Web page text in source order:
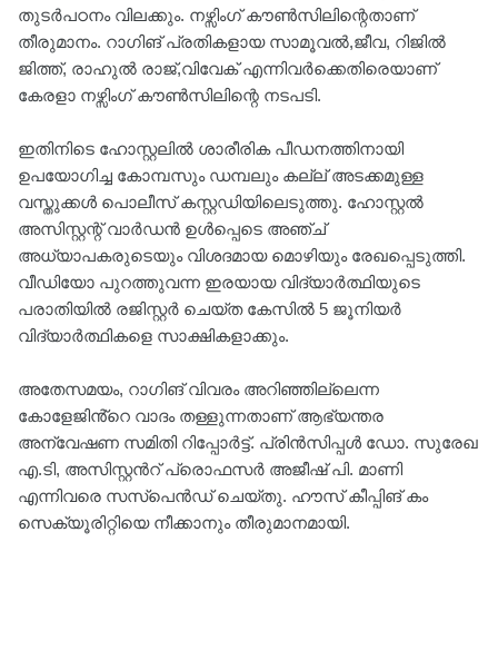
തുടർപഠനം വിലക്കും. നഴ്സിംഗ് കൗൺസിലിന്റെതാണ്
തീരുമാനം. റാഗിങ് പ്രതികളായ സാമൂവൽ,ജീവ, റിജിൽ
ജിത്ത്, രാഹുൽ രാജ്,വിവേക് എന്നിവർക്കെതിരെയാണ്
കേരളാ നഴ്സിംഗ് കൗൺസിലിന്റെ നടപടി.
ഇതിനിടെ ഹോസ്റ്റലിൽ ശാരീരിക പീഡനത്തിനായി
ഉപയോഗിച്ച കോമ്പസും ഡമ്പലും കല്ല് അടക്കമുള്ള
വസ്തുക്കൾ പൊലീസ് കസ്റ്റഡിയിലെടുത്തു. ഹോസ്റ്റൽ
അസിസ്റ്റന്റ് വാർഡൻ ഉൾപ്പെടെ അഞ്ച്
അധ്യാപകരുടെയും വിശദമായ മൊഴിയും രേഖപ്പെടുത്തി.
വീഡിയോ പുറത്തുവന്ന ഇരയായ വിദ്യാർത്ഥിയുടെ
പരാതിയിൽ രജിസ്റ്റർ ചെയ്ത കേസിൽ 5 ജൂനിയർ
വിദ്യാർത്ഥികളെ സാക്ഷികളാക്കും.
അതേസമയം, റാഗിങ് വിവരം അറിഞ്ഞില്ലെന്ന
കോളേജിൻ്റെ വാദം തള്ളുന്നതാണ് ആഭ്യന്തര
അന്വേഷണ സമിതി റിപ്പോർട്ട്. പ്രിൻസിപ്പൾ ഡോ. സുരേഖ
എ.ടി, അസിസ്റ്റൻറ് പ്രൊഫസർ അജീഷ് പി. മാണി
എന്നിവരെ സസ്പെൻഡ് ചെയ്തു. ഹൗസ് കീപ്പിങ് കം
സെക്യൂരിറ്റിയെ നീക്കാനും തീരുമാനമായി.